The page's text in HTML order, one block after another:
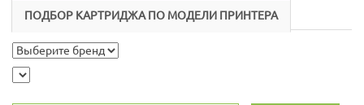
ПОДБОР КАРТРИДЖА ПО МОДЕЛИ ПРИНТЕРА